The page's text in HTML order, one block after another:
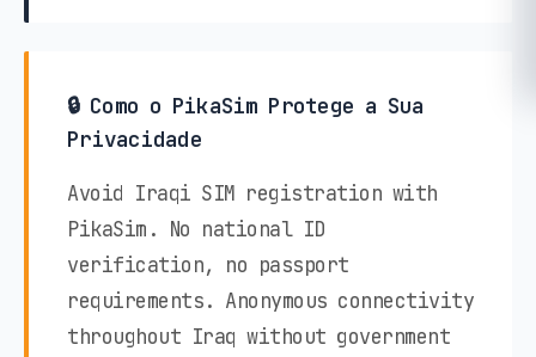
🔒 Como o PikaSim Protege a Sua
Privacidade
Avoid Iraqi SIM registration with
PikaSim. No national ID
verification, no passport
requirements. Anonymous connectivity
throughout Iraq without government